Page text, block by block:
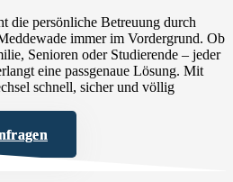
die persönliche Betreuung durch
immer im Vordergrund. Ob
Senioren oder Studierende – jeder
eine passgenaue Lösung. Mit
schnell, sicher und völlig